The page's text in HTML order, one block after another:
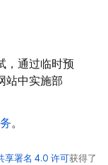
，通过临时预
站中实施部
。
享署名 4.0 许可获得了